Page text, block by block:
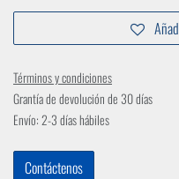
Términos y condiciones
Grantía de devolución de 30 días
Envío: 2-3 días hábiles
Contáctenos